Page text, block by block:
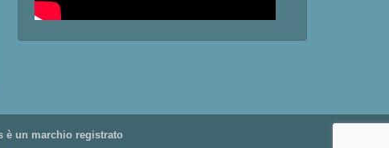
è un marchio registrato